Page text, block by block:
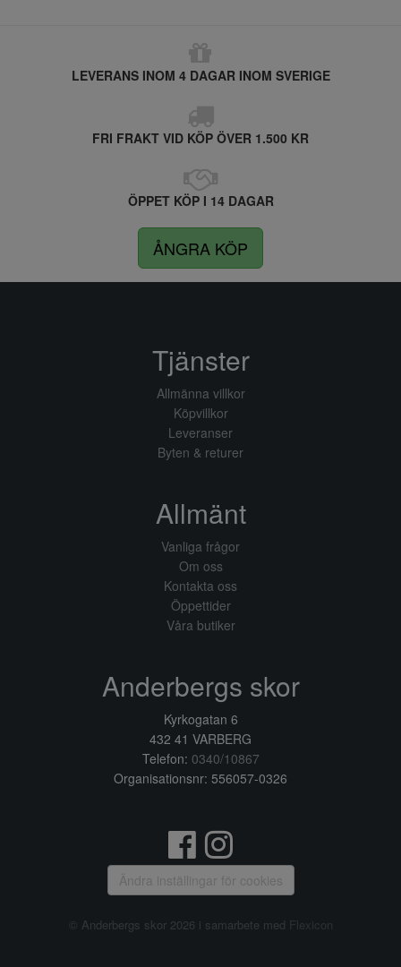
LEVERANS INOM 4 DAGAR INOM SVERIGE
FRI FRAKT VID KÖP ÖVER 1.500 KR
ÖPPET KÖP I 14 DAGAR
ÅNGRA KÖP
Tjänster
Allmänna villkor
Köpvillkor
Leveranser
Byten & returer
Allmänt
Vanliga frågor
Om oss
Kontakta oss
Öppettider
Våra butiker
Anderbergs skor
Kyrkogatan 6
432 41 VARBERG
Telefon: 0340/10867
Organisationsnr: 556057-0326
Ändra inställingar för cookies
© Anderbergs skor 2026 i samarbete med Flexicon